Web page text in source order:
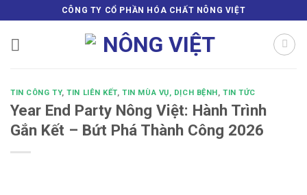
qua
nội
CÔNG TY CỔ PHẦN HÓA CHẤT NÔNG VIỆT
TIN CÔNG TY,TIN LIÊN KẾT,TIN MÙA VỤ, DỊCH BỆNH,TIN TỨC
Year End Party Nông Việt: Hành Trình
Gắn Kết – Bứt Phá Thành Công 2026